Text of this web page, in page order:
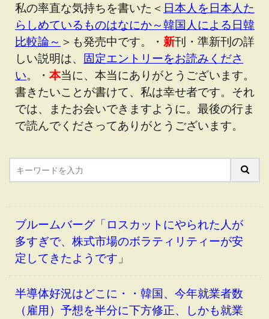
私の率直な気持ちを書いた＜ 日本人を日本人た
らしめているものはなにか～韓国人による日韓
比較論～ ＞も発売中です。・ 新刊・準新刊の詳
しい説明は、 固定エントリーをお読みくださ
い。・ 本当に、本当にありがとうございます。
書きたいことが書けて、私は幸せ者です。それ
では、またお会いできますように。最後の行ま
で読んでくださってありがとうございます。
ブルームバーグ「ロスカットにやられた人が
多すぎで、株式市場のボラティリティーが安
定してきたようです」
半導体好況はどこに・・韓国、今年就業者数
（雇用）予想を半分に下方修正、しかも就業